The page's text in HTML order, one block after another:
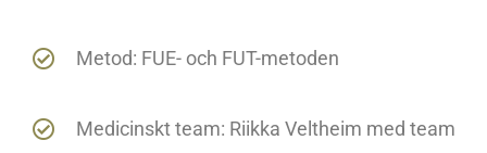
Metod: FUE- och FUT-metoden
Medicinskt team: Riikka Veltheim med team